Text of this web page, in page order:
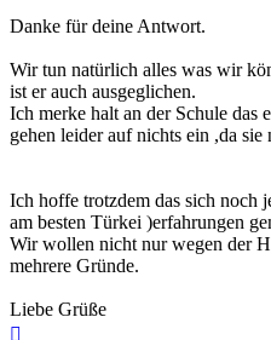
Danke für deine Antwort.
Wir tun natürlich alles was wir
ist er auch ausgeglichen.
Ich merke halt an der Schule das
gehen leider auf nichts ein ,da
Ich hoffe trotzdem das sich noch
am besten Türkei )erfahrungen
Wir wollen nicht nur wegen der
mehrere Gründe.
Liebe Grüße